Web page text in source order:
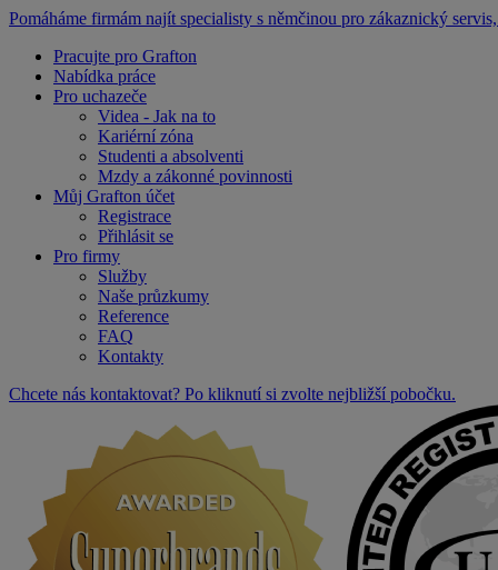
Pomáháme firmám najít specialisty s němčinou pro zákaznický
Pracujte pro Grafton
Nabídka práce
Pro uchazeče
Videa - Jak na to
Kariérní zóna
Studenti a absolventi
Mzdy a zákonné povinnosti
Můj Grafton účet
Registrace
Přihlásit se
Pro firmy
Služby
Naše průzkumy
Reference
FAQ
Kontakty
Chcete nás kontaktovat? Po kliknutí si zvolte nejbližší pobočku.